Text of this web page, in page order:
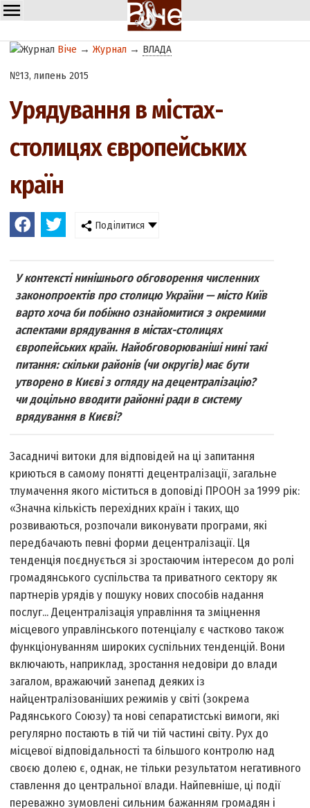
Віче →Журнал → ВЛАДА
№13, липень 2015
Урядування в містах-
столицях європейських
країн
Поділитися
У контексті нинішнього обговорення численних
законопроектів про столицю України — місто Київ
варто хоча би побіжно ознайомитися з окремими
аспектами врядування в містах-столицях
європейських країн. Найобговорюваніші нині такі
питання: скільки районів (чи округів) має бути
утворено в Києві з огляду на децентралізацію?
чи доцільно вводити районні ради в систему
врядування в Києві?
Засадничі витоки для відповідей на ці запитання
криються в самому понятті децентралізації, загальне
тлумачення якого міститься в доповіді ПРООН за 1999 рік:
«Значна кількість перехідних країн і таких, що
розвиваються, розпочали виконувати програми, які
передбачають певні форми децентралізації. Ця
тенденція поєднується зі зростаючим інтересом до ролі
громадянського суспільства та приватного сектору як
партнерів урядів у пошуку нових способів надання
послуг... Децентралізація управління та зміцнення
місцевого управлінського потенціалу є частково також
функціонуванням широких суспільних тенденцій. Вони
включають, наприклад, зростання недовіри до влади
загалом, вражаючий занепад деяких із
найцентралізованіших режимів у світі (зокрема
Радянського Союзу) та нові сепаратистські вимоги, які
регулярно постають в тій чи тій частині світу. Рух до
місцевої відповідальності та більшого контролю над
своєю долею є, однак, не тільки результатом негативного
ставлення до центральної влади. Найпевніше, ці події
переважно зумовлені сильним бажанням громадян і